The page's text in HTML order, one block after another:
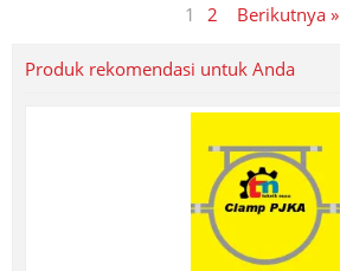
1 2 Berikutnya »
Produk rekomendasi untuk Anda